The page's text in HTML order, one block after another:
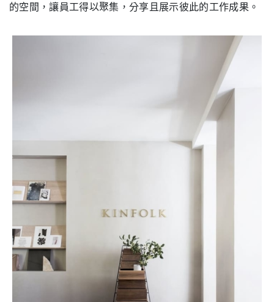
的空間，讓員工得以聚集，分享且展示彼此的工作成果。